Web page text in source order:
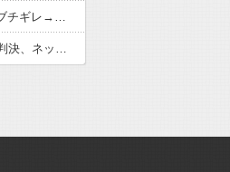
【堀大輔】筋トレ中「寝たほうが良い」でブチギレ→器具破壊の瞬間
【江別リンチ殺人】主犯格19歳に無期懲役判決、ネット「死刑でいい」と激怒